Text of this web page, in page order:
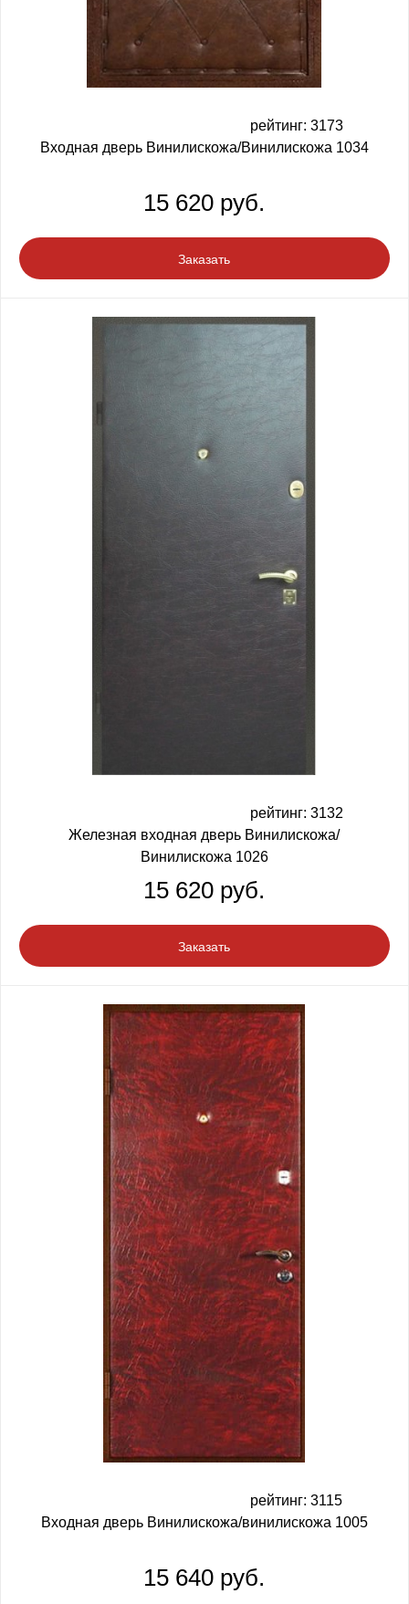
рейтинг: 3173
Входная дверь Винилискожа/Винилискожа 1034
15 620 руб.
Заказать
рейтинг: 3132
Железная входная дверь Винилискожа/
Винилискожа 1026
15 620 руб.
Заказать
рейтинг: 3115
Входная дверь Винилискожа/винилискожа 1005
15 640 руб.